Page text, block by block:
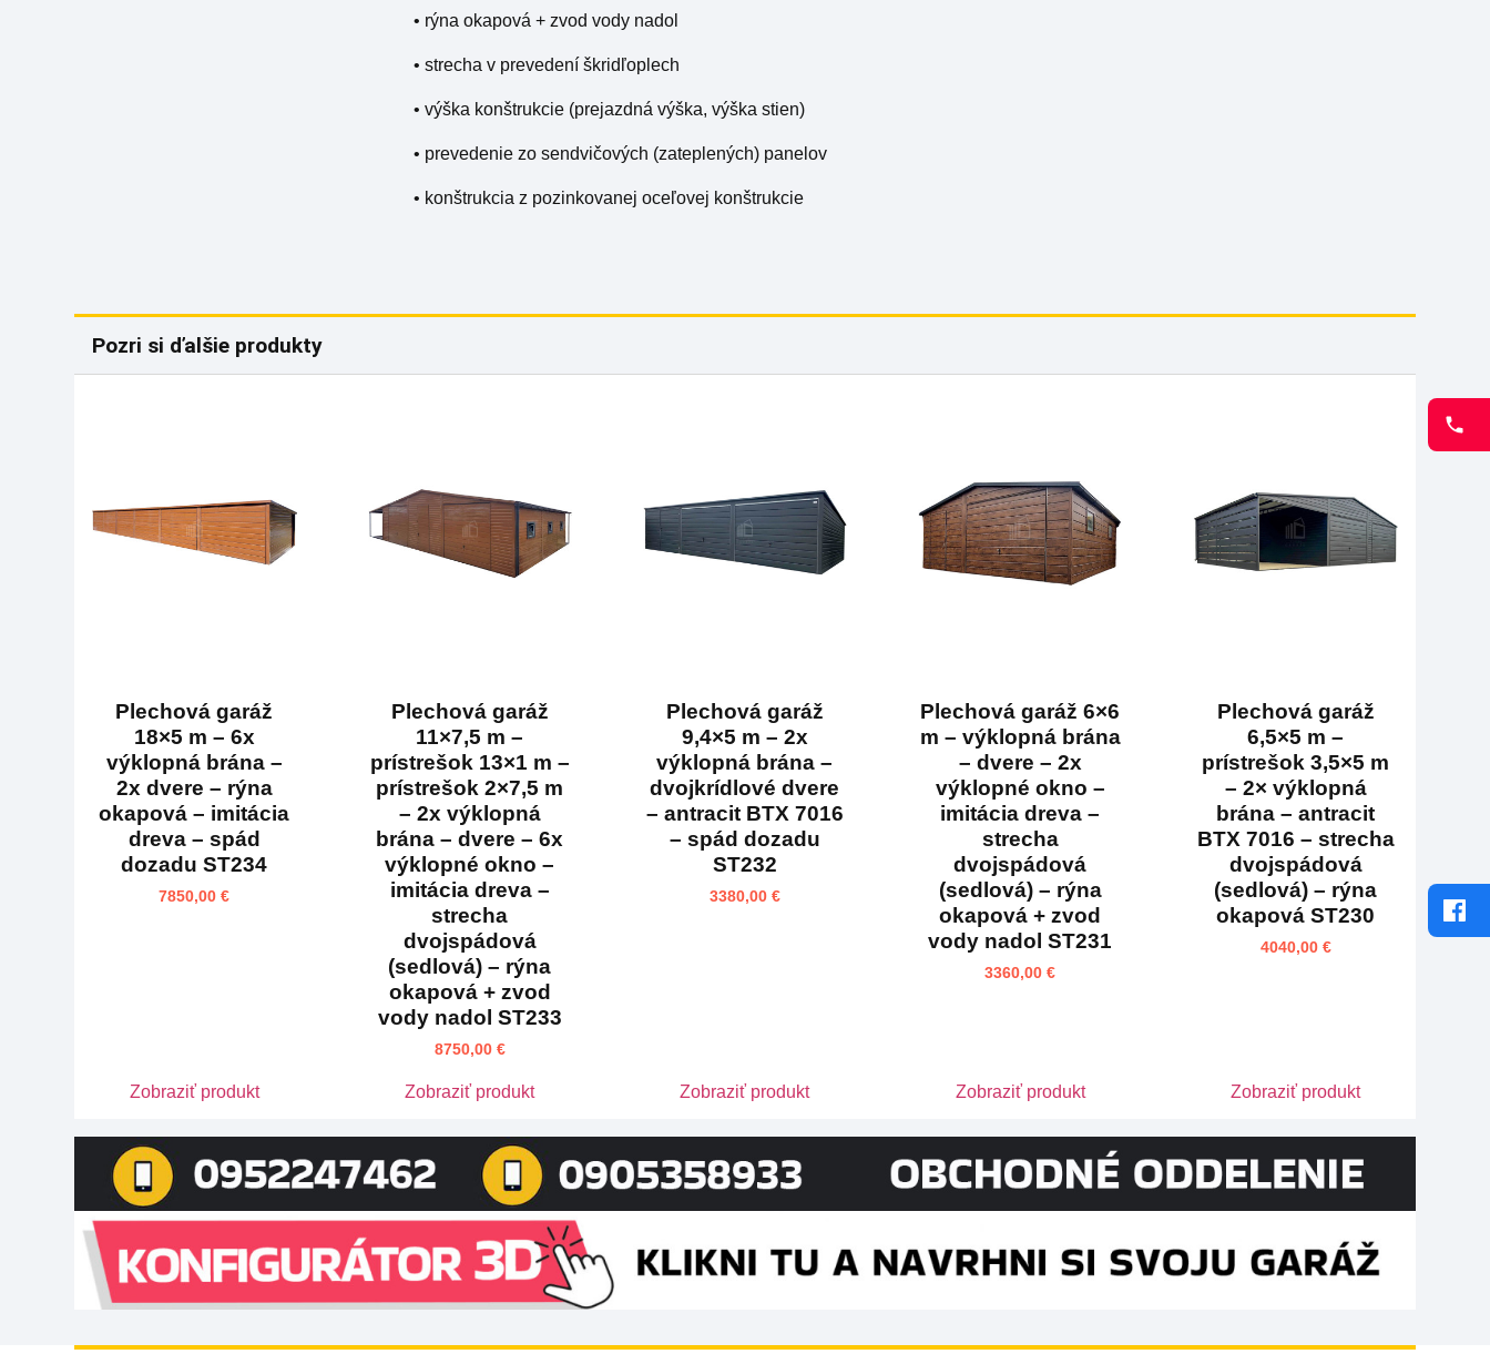
• rýna okapová + zvod vody nadol
• strecha v prevedení škridľoplech
• výška konštrukcie (prejazdná výška, výška stien)
• prevedenie zo sendvičových (zateplených) panelov
• konštrukcia z pozinkovanej oceľovej konštrukcie
Pozri si ďalšie produkty
Plechová garáž
18×5 m – 6x
výklopná brána –
2x dvere – rýna
okapová – imitácia
dreva – spád
dozadu ST234
7850,00€
Zobraziť produkt
Plechová garáž
11×7,5 m –
prístrešok 13×1 m –
prístrešok 2×7,5 m
– 2x výklopná
brána – dvere – 6x
výklopné okno –
imitácia dreva –
strecha
dvojspádová
(sedlová) – rýna
okapová + zvod
vody nadol ST233
8750,00 €
Zobraziť produkt
Plechová garáž
9,4×5 m – 2x
výklopná brána –
dvojkrídlové dvere
– antracit BTX 7016
– spád dozadu
ST232
3380,00 €
Zobraziť produkt
Plechová garáž 6×6
m – výklopná brána
– dvere – 2x
výklopné okno –
imitácia dreva –
strecha
dvojspádová
(sedlová) – rýna
okapová + zvod
vody nadol ST231
3360,00€
Zobraziť produkt
Plechová garáž
6,5×5 m –
prístrešok 3,5×5 m
– 2× výklopná
brána – antracit
BTX 7016 – strecha
dvojspádová
(sedlová) – rýna
okapová ST230
4040,00 €
Zobraziť produkt